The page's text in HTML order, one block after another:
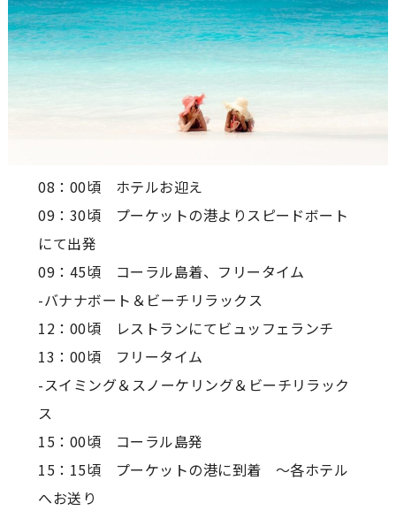
08：00頃 ホテルお迎え
09：30頃 プーケットの港よりスピードボート
にて出発
09：45頃 コーラル島着、フリータイム
-バナナボート＆ビーチリラックス
12：00頃 レストランにてビュッフェランチ
13：00頃 フリータイム
-スイミング＆スノーケリング＆ビーチリラック
ス
15：00頃 コーラル島発
15：15頃 プーケットの港に到着 ～各ホテル
へお送り